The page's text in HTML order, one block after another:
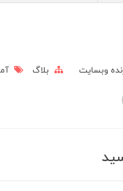
وبسایت بلاگ